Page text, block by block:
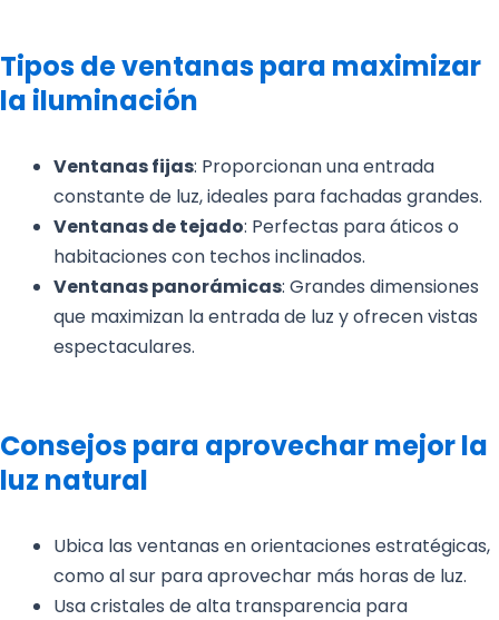
Tipos de ventanas para maximizar
la iluminación
Ventanas fijas: Proporcionan una entrada
constante de luz, ideales para fachadas grandes.
Ventanas de tejado: Perfectas para áticos o
habitaciones con techos inclinados.
Ventanas panorámicas: Grandes dimensiones
que maximizan la entrada de luz y ofrecen vistas
espectaculares.
Consejos para aprovechar mejor la
luz natural
Ubica las ventanas en orientaciones estratégicas,
como al sur para aprovechar más horas de luz.
Usa cristales de alta transparencia para